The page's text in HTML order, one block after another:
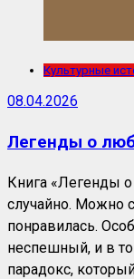
Культурные
08.04.2026
Легенды о
Книга «Легенды
случайно. Можно
понравилась.
неспешный, и в
парадокс,